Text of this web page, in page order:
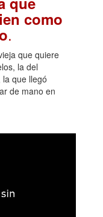
como
.
que quiere
la del
que llegó
de mano en